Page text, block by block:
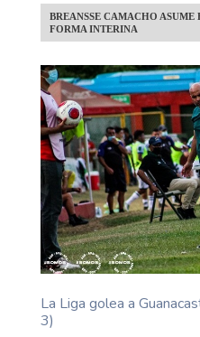
BREANSSE CAMACHO
FORMA INTERINA
La Liga golea a
3)